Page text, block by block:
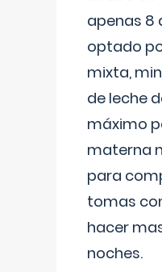
apenas 8
optado
mixta,
de leche
máximo
materna
para
tomas
hacer
noches.